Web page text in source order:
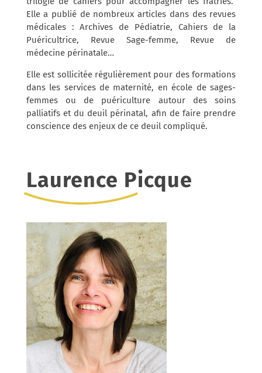
Elle a publié de nombreux articles dans des revues
médicales : Archives de Pédiatrie, Cahiers de la
Puéricultrice, Revue Sage-femme, Revue de
médecine périnatale…
Elle est sollicitée régulièrement pour des formations
dans les services de maternité, en école de sages-
femmes ou de puériculture autour des soins
palliatifs et du deuil périnatal, afin de faire prendre
conscience des enjeux de ce deuil compliqué.
Laurence Picque